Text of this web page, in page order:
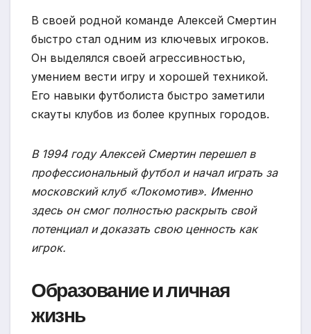
В своей родной команде Алексей Смертин
быстро стал одним из ключевых игроков.
Он выделялся своей агрессивностью,
умением вести игру и хорошей техникой.
Его навыки футболиста быстро заметили
скауты клубов из более крупных городов.
В 1994 году Алексей Смертин перешел в
профессиональный футбол и начал играть за
московский клуб «Локомотив». Именно
здесь он смог полностью раскрыть свой
потенциал и доказать свою ценность как
игрок.
Образование и личная
жизнь